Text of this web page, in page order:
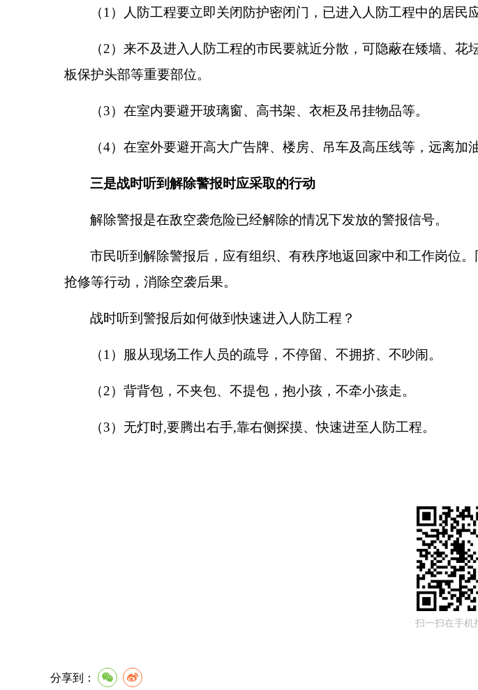
（1 ）人防工程要立即关闭防护密闭门，已进入人防工程中的居民
（2）来不及进入人防工程的市民要就近分散，可隐蔽在矮墙、
板保护头部等重要部位。
（3）在室内要避开玻璃窗、高书架、衣柜及吊挂物品等。
（4）在室外要避开高大广告牌、楼房、吊车及高压线等，远离加
三是战时听到解除警报时应采取的行动
解除警报是在敌空袭危险已经解除的情况下发放的警报信号。
市民听到解除警报后，应有组织、有秩序地返回家中和工作岗位
抢修等行动，消除空袭后果。
战时听到警报后如何做到快速进入人防工程？
（1 ）服从现场工作人员的疏导，不停留、不拥挤、不吵闹。
（2）背背包，不夹包、不提包，抱小孩，不牵小孩走。
（3）无灯时,要腾出右手,靠右侧探摸、快速进至人防工程。
扫一扫在手机
分享到：